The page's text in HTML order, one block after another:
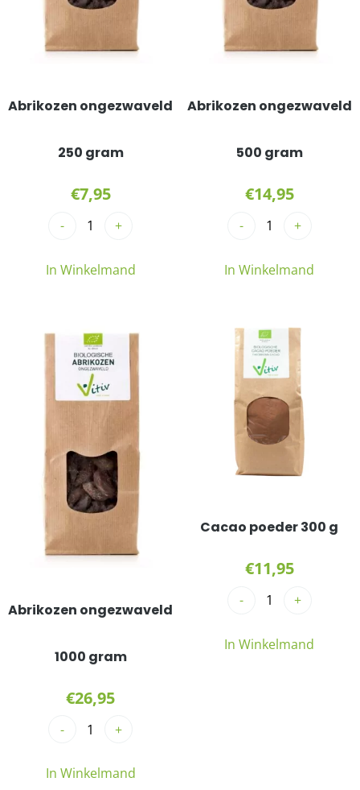
Abrikozen ongezwaveld
250 gram
€7,95
- +
In Winkelmand
Abrikozen ongezwaveld
500 gram
€14,95
- +
In Winkelmand
Abrikozen ongezwaveld
1000 gram
€26,95
- +
In Winkelmand
Cacao poeder 300 g
€11,95
- +
In Winkelmand